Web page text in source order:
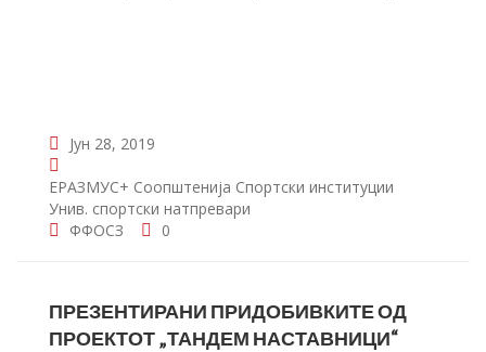
Јун 28, 2019
ЕРАЗМУС+ Соопштенија Спортски институции
Унив. спортски натпревари
ФФОСЗ
0
ПРЕЗЕНТИРАНИ ПРИДОБИВКИТЕ ОД
ПРОЕКТОТ „ТАНДЕМ НАСТАВНИЦИ“